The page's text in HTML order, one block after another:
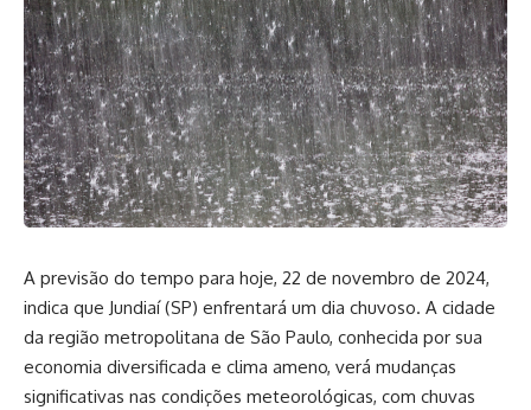
A previsão do tempo para hoje, 22 de novembro de 2024,
indica que Jundiaí (SP) enfrentará um dia chuvoso. A cidade
da região metropolitana de São Paulo, conhecida por sua
economia diversificada e clima ameno, verá mudanças
significativas nas condições meteorológicas, com chuvas